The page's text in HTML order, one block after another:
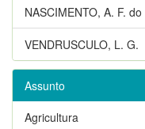
NASCIMENTO, A. F. do
VENDRUSCULO, L. G.
Assunto
Agricultura